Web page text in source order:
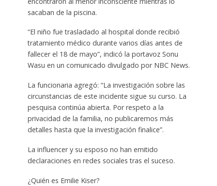
sacaban de la piscina.
“El niño fue trasladado al hospital donde recibió
tratamiento médico durante varios días antes de
fallecer el 18 de mayo”, indicó la portavoz Sonu
Wasu en un comunicado divulgado por NBC News.
La funcionaria agregó: “La investigación sobre las
circunstancias de este incidente sigue su curso. La
pesquisa continúa abierta. Por respeto a la
privacidad de la familia, no publicaremos más
detalles hasta que la investigación finalice”.
La influencer y su esposo no han emitido
declaraciones en redes sociales tras el suceso.
¿Quién es Emilie Kiser?